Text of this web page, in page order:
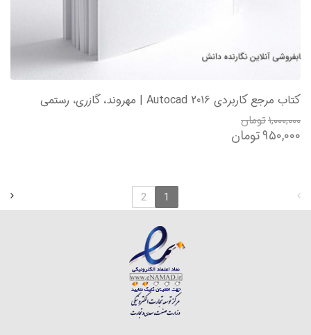
کتاب مرجع کاربردی Autocad 2016 | مهروند، گازری، رستمی
۱,۰۰۰,۰۰۰تومان
۹۵۰,۰۰۰تومان
1
2